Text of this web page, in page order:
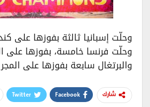
والبرتغال سابعة بفوزها على المجر (74-58).
شارك Facebook
Twitter